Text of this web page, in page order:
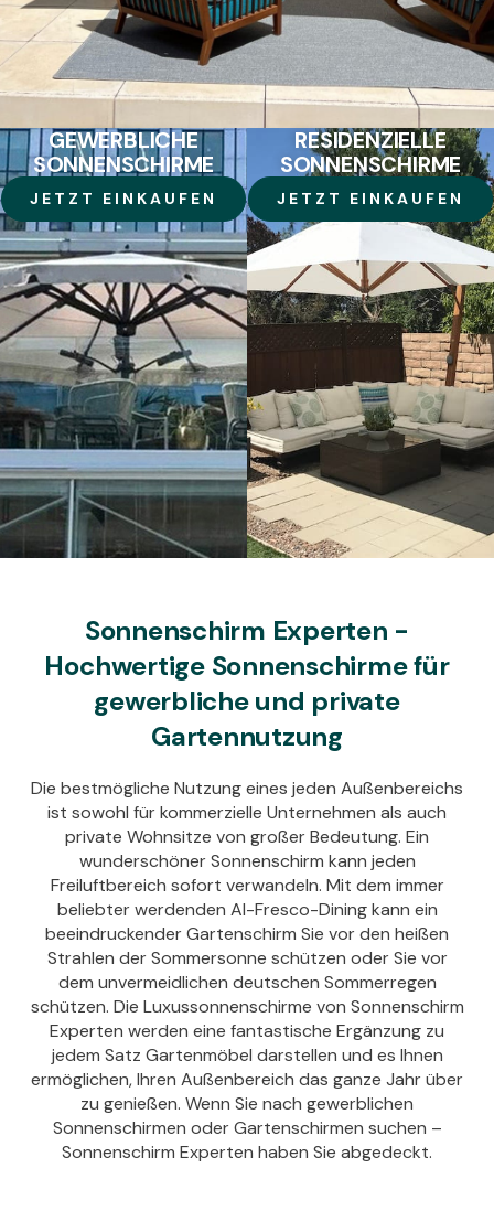
GEWERBLICHE
SONNENSCHIRME
JETZT EINKAUFEN
RESIDENZIELLE
SONNENSCHIRME
JETZT EINKAUFEN
Sonnenschirm Experten -
Hochwertige Sonnenschirme für
gewerbliche und private
Gartennutzung
Die bestmögliche Nutzung eines jeden Außenbereichs
ist sowohl für kommerzielle Unternehmen als auch
private Wohnsitze von großer Bedeutung. Ein
wunderschöner Sonnenschirm kann jeden
Freiluftbereich sofort verwandeln. Mit dem immer
beliebter werdenden Al-Fresco-Dining kann ein
beeindruckender Gartenschirm Sie vor den heißen
Strahlen der Sommersonne schützen oder Sie vor
dem unvermeidlichen deutschen Sommerregen
schützen. Die Luxussonnenschirme von Sonnenschirm
Experten werden eine fantastische Ergänzung zu
jedem Satz Gartenmöbel darstellen und es Ihnen
ermöglichen, Ihren Außenbereich das ganze Jahr über
zu genießen. Wenn Sie nach gewerblichen
Sonnenschirmen oder Gartenschirmen suchen –
Sonnenschirm Experten haben Sie abgedeckt.